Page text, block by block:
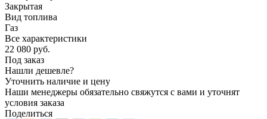
Закрытая
Вид топлива
Газ
Все характеристики
22 080 руб.
Под заказ
Нашли дешевле?
Уточнить наличие и цену
Наши менеджеры обязательно свяжутся с вами и уточнят
условия заказа
Поделиться